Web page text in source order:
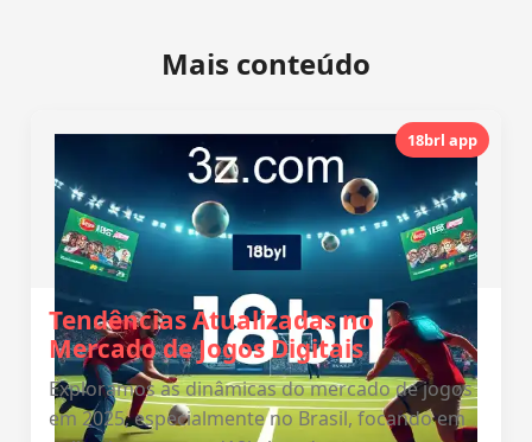
Mais conteúdo
18brl app
Tendências Atualizadas no
Mercado de Jogos Digitais
Exploramos as dinâmicas do mercado de jogos
em 2025, especialmente no Brasil, focando em